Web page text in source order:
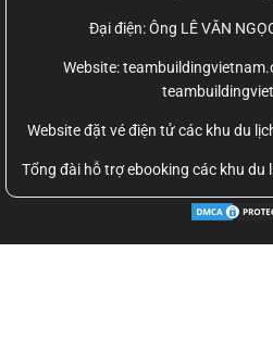
Đại điện: Ông LÊ VĂN
Website:
Website đặt vé điện tử các khu du
Tổng đài hỗ trợ ebooking các khu